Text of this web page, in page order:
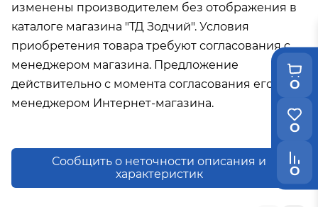
0
0
0
изменены производителем без отображения в
каталоге магазина "ТД Зодчий". Условия
приобретения товара требуют согласования с
менеджером магазина. Предложение
действительно с момента согласования его с
менеджером Интернет-магазина.
Сообщить о неточности описания и
характеристик